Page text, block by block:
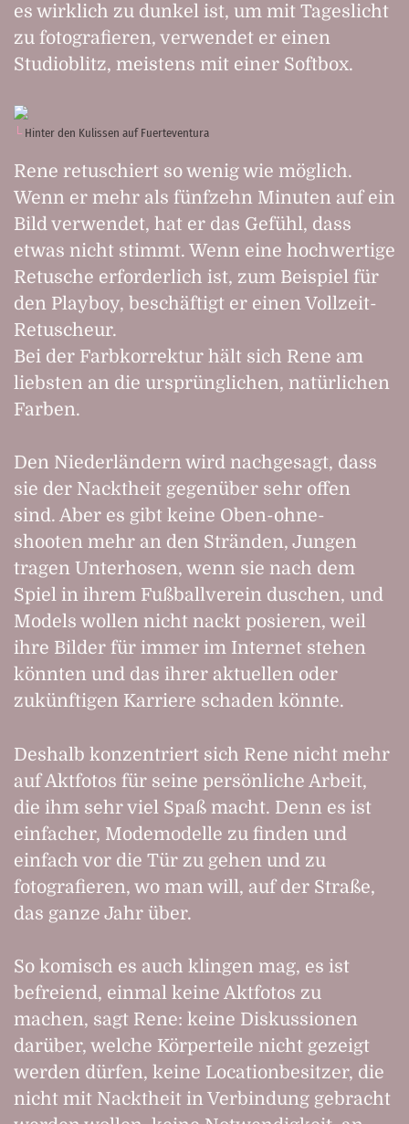
es wirklich zu dunkel ist, um mit Tageslicht
zu fotografieren, verwendet er einen
Studioblitz, meistens mit einer Softbox.
Hinter den Kulissen auf Fuerteventura
Rene retuschiert so wenig wie möglich.
Wenn er mehr als fünfzehn Minuten auf ein
Bild verwendet, hat er das Gefühl, dass
etwas nicht stimmt. Wenn eine hochwertige
Retusche erforderlich ist, zum Beispiel für
den Playboy, beschäftigt er einen Vollzeit-
Retuscheur.
Bei der Farbkorrektur hält sich Rene am
liebsten an die ursprünglichen, natürlichen
Farben.
Den Niederländern wird nachgesagt, dass
sie der Nacktheit gegenüber sehr offen
sind. Aber es gibt keine Oben-ohne-
shooten mehr an den Stränden, Jungen
tragen Unterhosen, wenn sie nach dem
Spiel in ihrem Fußballverein duschen, und
Models wollen nicht nackt posieren, weil
ihre Bilder für immer im Internet stehen
könnten und das ihrer aktuellen oder
zukünftigen Karriere schaden könnte.
Deshalb konzentriert sich Rene nicht mehr
auf Aktfotos für seine persönliche Arbeit,
die ihm sehr viel Spaß macht. Denn es ist
einfacher, Modemodelle zu finden und
einfach vor die Tür zu gehen und zu
fotografieren, wo man will, auf der Straße,
das ganze Jahr über.
So komisch es auch klingen mag, es ist
befreiend, einmal keine Aktfotos zu
machen, sagt Rene: keine Diskussionen
darüber, welche Körperteile nicht gezeigt
werden dürfen, keine Locationbesitzer, die
nicht mit Nacktheit in Verbindung gebracht